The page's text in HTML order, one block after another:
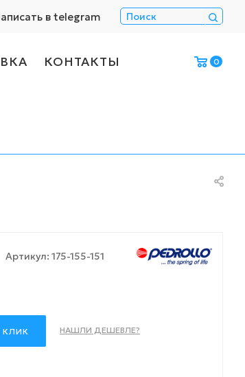
КОНТАКТЫ 0
Артикул: 175-155-151
КЛИК НАШЛИ ДЕШЕВЛЕ?